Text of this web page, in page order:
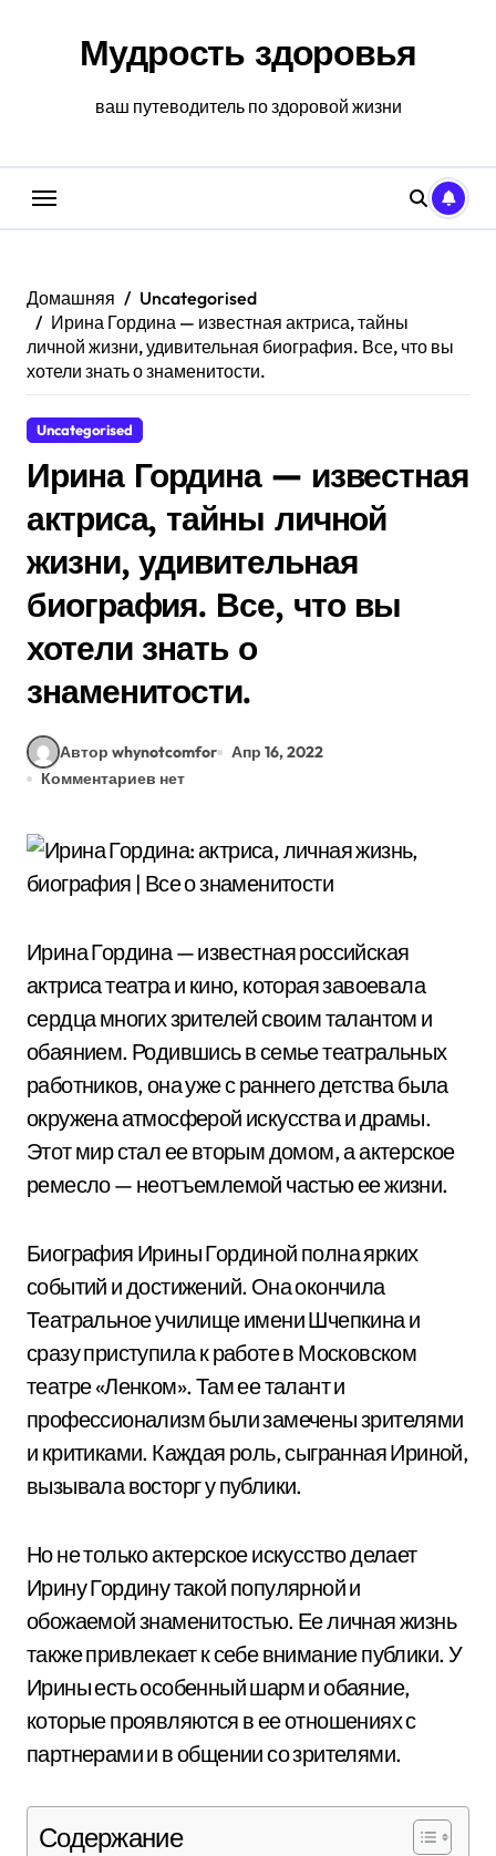
содержаниюМудрость здоровья
ваш путеводитель по здоровой жизни
Домашняя
Uncategorised
Ирина Гордина — известная актриса, тайны
личной жизни, удивительная биография. Все, что вы
хотели знать о знаменитости.
Uncategorised
Ирина Гордина — известная
актриса, тайны личной
жизни, удивительная
биография. Все, что вы
хотели знать о
знаменитости.
Автор whynotcomfor
Апр 16, 2022
Комментариев нет
Ирина Гордина — известная российская
актриса театра и кино, которая завоевала
сердца многих зрителей своим талантом и
обаянием. Родившись в семье театральных
работников, она уже с раннего детства была
окружена атмосферой искусства и драмы.
Этот мир стал ее вторым домом, а актерское
ремесло — неотъемлемой частью ее жизни.
Биография Ирины Гординой полна ярких
событий и достижений. Она окончила
Театральное училище имени Шчепкина и
сразу приступила к работе в Московском
театре «Ленком». Там ее талант и
профессионализм были замечены зрителями
и критиками. Каждая роль, сыгранная Ириной,
вызывала восторг у публики.
Но не только актерское искусство делает
Ирину Гордину такой популярной и
обожаемой знаменитостью. Ее личная жизнь
также привлекает к себе внимание публики. У
Ирины есть особенный шарм и обаяние,
которые проявляются в ее отношениях с
партнерами и в общении со зрителями.
Содержание